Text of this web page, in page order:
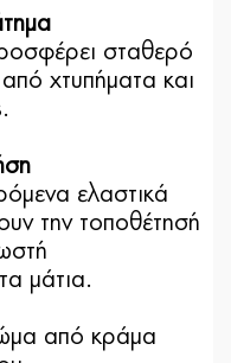
σταθερό
χτυπήματα και
ελαστικά
την τοποθέτησή
μάτια.
από κράμα